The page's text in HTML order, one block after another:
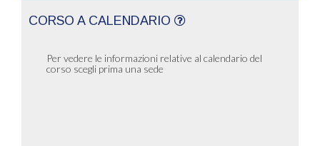
CORSO A CALENDARIO
Per vedere le informazioni relative al calendario del
corso scegli prima una sede